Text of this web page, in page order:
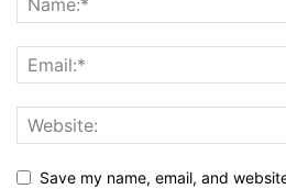
Save my name, email, and